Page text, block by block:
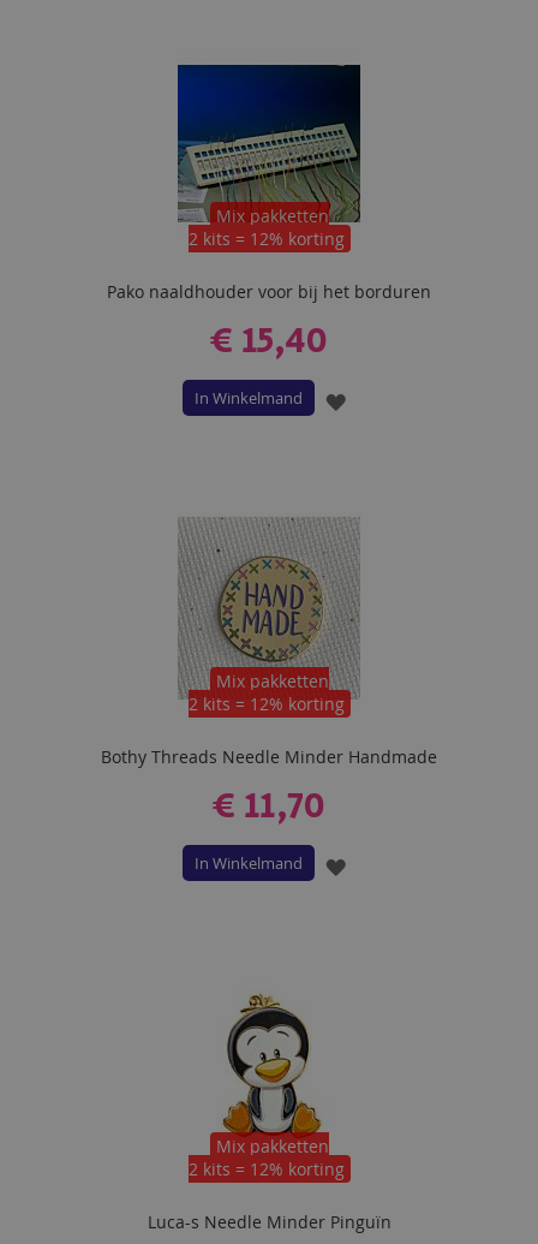
Mix pakketten
2 kits = 12% korting
Pako naaldhouder voor bij het borduren
€ 15,40
In Winkelmand
VOEG
VERLANGLIJST
Mix pakketten
2 kits = 12% korting
Bothy Threads Needle Minder Handmade
€ 11,70
In Winkelmand
VOEG
Mix pakketten
2 kits = 12% korting
Luca-s Needle Minder Pinguïn